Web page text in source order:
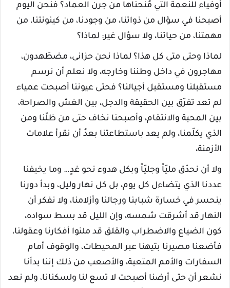
أوفياء للنعمة التي مُنحناها من جرن العماد؟ فنحن اليوم
أصبحنا في سؤال من ذواتنا، من وجودنا، من كينونتنا، من
مهمتنا، من حياتنا، ولا سؤال غير: لماذا؟
لماذا وحتى متى كل هذا؟ لماذا نحن حزانى، مضطَهدون،
مهاجرون في داخل وطننا وخارجه، ولا نعلم أن نرسم
مستقبلنا ومستقبل أجيالنا؟ فحتى عيوننا أصبحت عمياء
لم تعد تفرّق بين الحقيقة والدجل، بين الغش والصراحة،
بين المحبة والانتقام، وأصبحنا نخاف حتى من ظلّنا ومن
الذي يكلّمنا، ولم يعد باستطاعتنا بعدُ أن نقرأ علامات
الأزمنة،
ولا أن نحدّق مليّاً وجليّاً وبكل هدوء نحو غدٍ… وما يخيفنا
عددنا الذي يتضاءل كل يوم، بل كل نهار وليل، وبدأ دورنا
ينحسر في خسارة شبابنا ورجالنا وأزلامنا، ولا نفكر أن
النهار قد أشرقت شمسه، وإن الليل قد بسط سواده،
كون الضياع والاضطراب والقلق قد ملئوا أفكارنا وعقولنا،
فأضعنا مصيرنا بتيهنا عبر المحيطات، والوقوف أمام
السفارات والأمم المتعبة، والأصعب من ذلك إننا بدأنا
نشعر أن حتى أرضنا أصبحت لا تسع لنا ولسكنانا، ولم نعد